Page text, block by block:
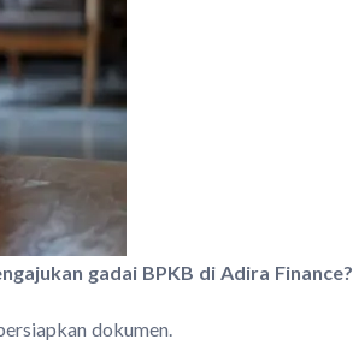
gadai BPKB di Adira Finance?
dokumen.